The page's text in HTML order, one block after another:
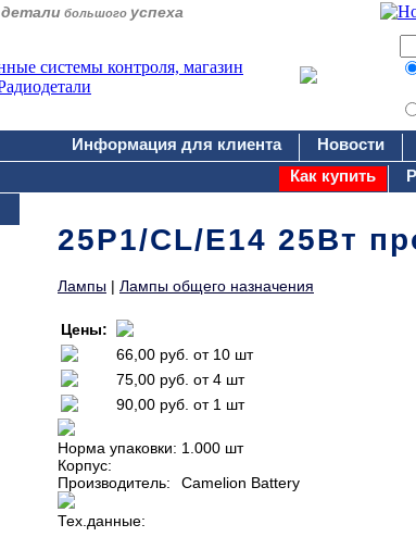
детали большого успеха
Информация для клиента Новости
Как купить
25P1/CL/E14 25Вт
Лампы | Лампы общего назначения
Цены:
66,00 руб. от 10 шт
75,00 руб. от 4 шт
90,00 руб. от 1 шт
Норма упаковки: 1.000 шт
Корпус:
Производитель:
Camelion Battery
Тех.данные: